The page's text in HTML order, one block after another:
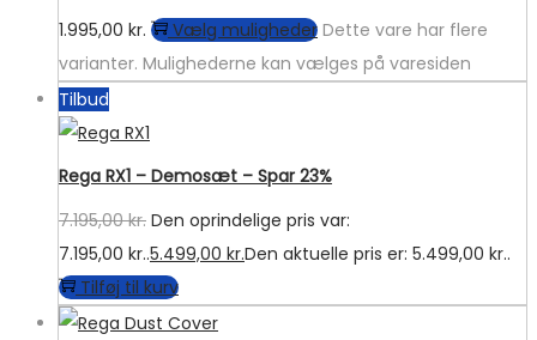
1.995,00 kr. Vælg muligheder Dette vare har flere
varianter. Mulighederne kan vælges på varesiden
Tilbud
Rega RX1 – Demosæt – Spar 23%
7.195,00kr. Den oprindelige pris var:
7.195,00 kr..5.499,00 kr.Den aktuelle pris er: 5.499,00 kr..
Tilføj til kurv